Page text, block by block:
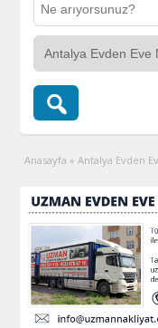
Anasayfa » Antalya Evden